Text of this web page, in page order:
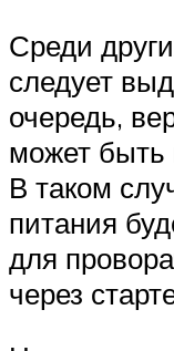
Среди
следует
очередь,
может быть
В таком
питания
для
через